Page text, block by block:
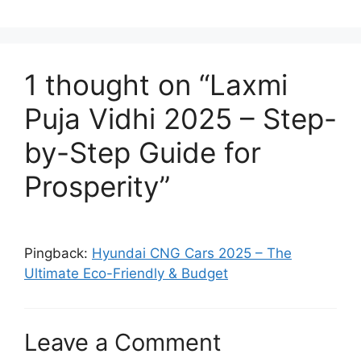
1 thought on “Laxmi
Puja Vidhi 2025 – Step-
by-Step Guide for
Prosperity”
Pingback: Hyundai CNG Cars 2025 – The
Ultimate Eco-Friendly & Budget
Leave a Comment